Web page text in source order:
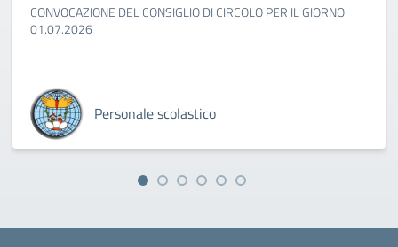
CONVOCAZIONE DEL CONSIGLIO DI CIRCOLO PER IL GIORNO
01.07.2026
Personale scolastico